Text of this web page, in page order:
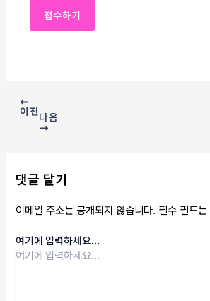
이전다음
댓글 달기
이메일 주소는 공개되지 않습니다. 필수 필드는
여기에 입력하세요...